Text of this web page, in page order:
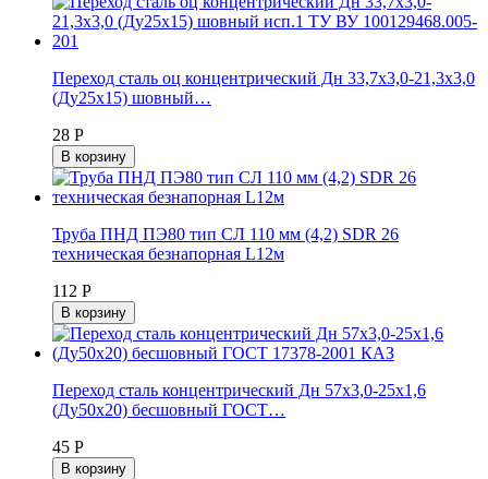
Переход сталь оц концентрический Дн 33,7х3,0-21,3х3,0
(Ду25х15) шовный…
28 Р
В корзину
Труба ПНД ПЭ80 тип СЛ 110 мм (4,2) SDR 26
техническая безнапорная L12м
112 Р
В корзину
Переход сталь концентрический Дн 57х3,0-25х1,6
(Ду50х20) бесшовный ГОСТ…
45 Р
В корзину